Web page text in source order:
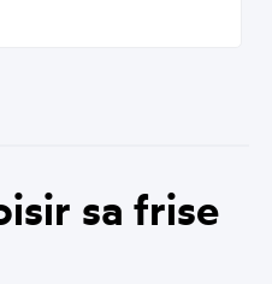
sa frise